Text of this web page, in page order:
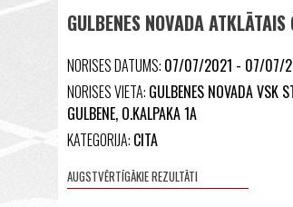
GULBENES NOVADA
NORISES DATUMS: 07/07/2021 - 07/07/
NORISES VIETA: GULBENES NOVADA VSK
GULBENE, O.KALPAKA 1A
KATEGORIJA: CITA
AUGSTVĒRTĪGĀKIE REZULTĀTI